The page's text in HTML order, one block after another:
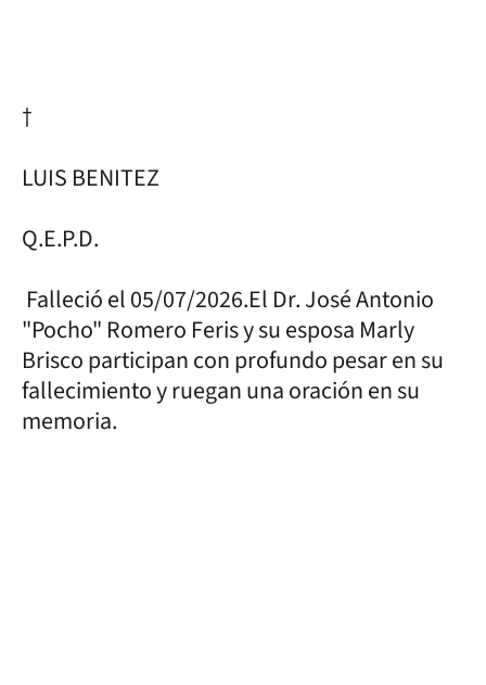
†
LUIS BENITEZ
Q.E.P.D.
Falleció el 05/07/2026.El Dr. José Antonio
"Pocho" Romero Feris y su esposa Marly
Brisco participan con profundo pesar en su
fallecimiento y ruegan una oración en su
memoria.